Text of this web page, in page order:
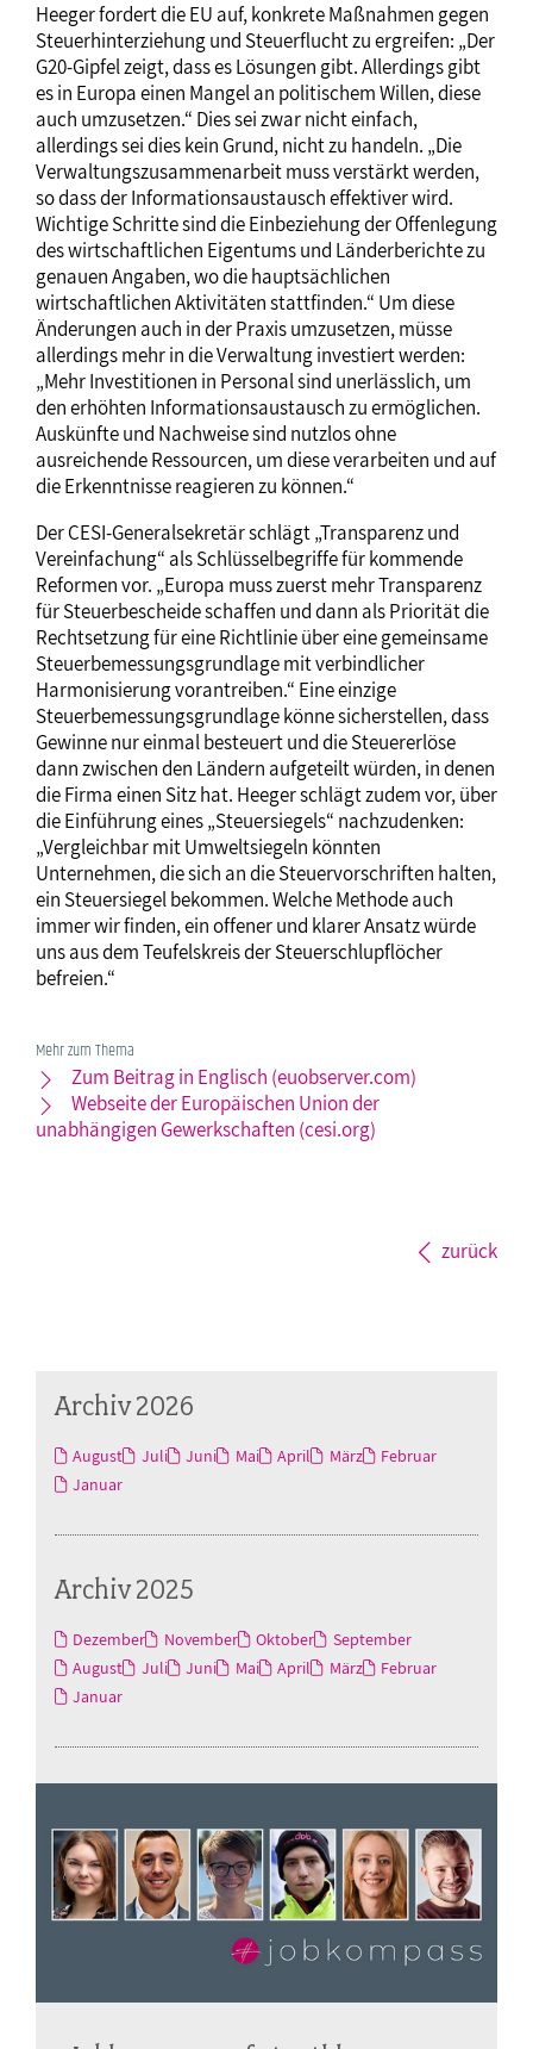
Heeger fordert die EU auf, konkrete Maßnahmen gegen
Steuerhinterziehung und Steuerflucht zu ergreifen: „Der
G20-Gipfel zeigt, dass es Lösungen gibt. Allerdings gibt
es in Europa einen Mangel an politischem Willen, diese
auch umzusetzen.“ Dies sei zwar nicht einfach,
allerdings sei dies kein Grund, nicht zu handeln. „Die
Verwaltungszusammenarbeit muss verstärkt werden,
so dass der Informationsaustausch effektiver wird.
Wichtige Schritte sind die Einbeziehung der Offenlegung
des wirtschaftlichen Eigentums und Länderberichte zu
genauen Angaben, wo die hauptsächlichen
wirtschaftlichen Aktivitäten stattfinden.“ Um diese
Änderungen auch in der Praxis umzusetzen, müsse
allerdings mehr in die Verwaltung investiert werden:
„Mehr Investitionen in Personal sind unerlässlich, um
den erhöhten Informationsaustausch zu ermöglichen.
Auskünfte und Nachweise sind nutzlos ohne
ausreichende Ressourcen, um diese verarbeiten und auf
die Erkenntnisse reagieren zu können.“
Der CESI-Generalsekretär schlägt „Transparenz und
Vereinfachung“ als Schlüsselbegriffe für kommende
Reformen vor. „Europa muss zuerst mehr Transparenz
für Steuerbescheide schaffen und dann als Priorität die
Rechtsetzung für eine Richtlinie über eine gemeinsame
Steuerbemessungsgrundlage mit verbindlicher
Harmonisierung vorantreiben.“ Eine einzige
Steuerbemessungsgrundlage könne sicherstellen, dass
Gewinne nur einmal besteuert und die Steuererlöse
dann zwischen den Ländern aufgeteilt würden, in denen
die Firma einen Sitz hat. Heeger schlägt zudem vor, über
die Einführung eines „Steuersiegels“ nachzudenken:
„Vergleichbar mit Umweltsiegeln könnten
Unternehmen, die sich an die Steuervorschriften halten,
ein Steuersiegel bekommen. Welche Methode auch
immer wir finden, ein offener und klarer Ansatz würde
uns aus dem Teufelskreis der Steuerschlupflöcher
befreien.“
Mehr zum Thema
Zum Beitrag in Englisch (euobserver.com)
Webseite der Europäischen Union der
unabhängigen Gewerkschaften (cesi.org)
zurück
Archiv 2026
August Juli Juni Mai April März
Februar
Januar
Archiv 2025
Dezember November Oktober
September
August
Juli Juni Mai April März
Februar
Januar